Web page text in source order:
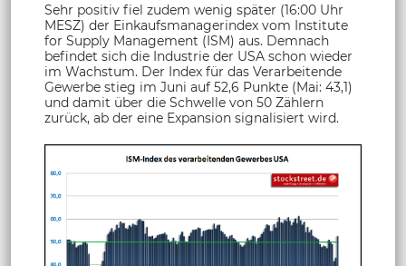
Sehr positiv fiel zudem wenig später (16:00 Uhr
MESZ) der Einkaufsmanagerindex vom Institute
for Supply Management (ISM) aus. Demnach
befindet sich die Industrie der USA schon wieder
im Wachstum. Der Index für das Verarbeitende
Gewerbe stieg im Juni auf 52,6 Punkte (Mai: 43,1)
und damit über die Schwelle von 50 Zählern
zurück, ab der eine Expansion signalisiert wird.